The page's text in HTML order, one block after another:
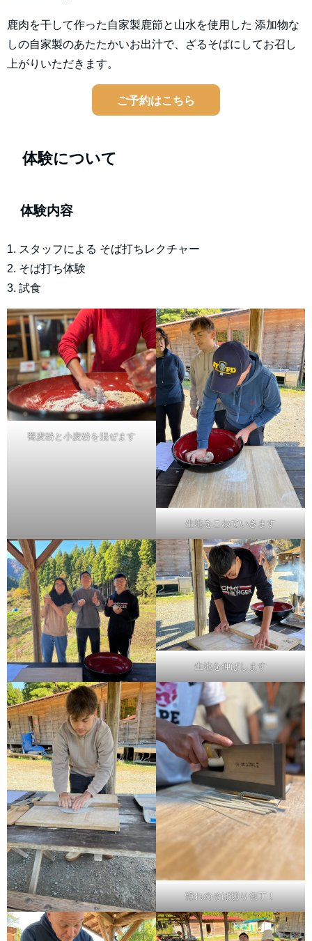
鹿肉を干して作った自家製鹿節と山水を使用した 添加物な
しの自家製のあたたかいお出汁で、ざるそばにしてお召し
上がりいただきます。
ご予約はこちら
体験について
体験内容
1. スタッフによる そば打ちレクチャー
2. そば打ち体験
3. 試食
蕎麦粉と小麦粉を混ぜます
生地をこねていきます
生地を伸ばします
憧れのそば切り包丁！